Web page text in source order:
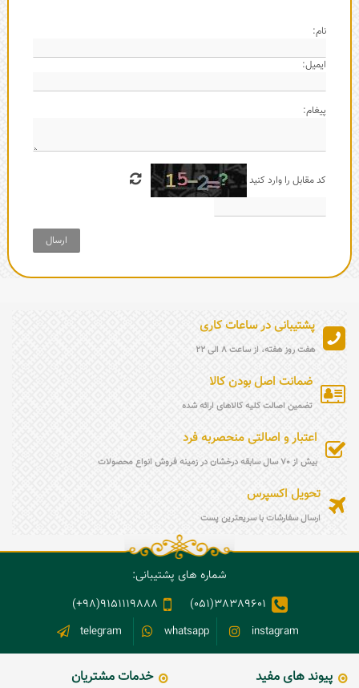
نام:
ایمیل:
پیغام:
کد مقابل را وارد کنید
ارسال
پشتیبانی در ساعات کاری
هفت روز هفته، از ساعت 8 الی 22
ضمانت اصل بودن کالا
تضمین اصالت کلیه کالاهای ارائه شده
اعتبار و اصالتی منحصربه فرد
بیش از 70 سال سابقه درخشان در زمینه فروش انواع محصولات
تحویل اکسپرس
ارسال سفارشات با سریعترین پست
شماره های پشتیبانی:
38389601(051)
9151119888(98+)
instagram
whatsapp
telegram
پیوند های مفید خدمات مشتریان